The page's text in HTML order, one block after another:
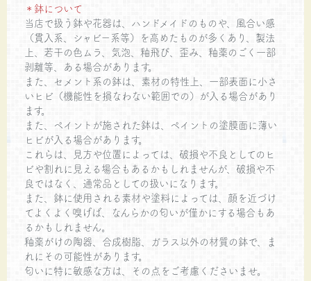
＊鉢について
当店で扱う鉢や花器は、ハンドメイドのものや、風合い感
（貫入系、シャビー系等）を高めたものが多くあり、製法
上、若干の色ムラ、気泡、釉飛び、歪み、釉薬のごく一部
剥離等、ある場合があります。
また、セメント系の鉢は、素材の特性上、一部表面に小さ
いヒビ（機能性を損なわない範囲での）が入る場合があり
ます。
また、ペイントが施された鉢は、ペイントの塗膜面に薄い
ヒビが入る場合があります。
これらは、見方や位置によっては、破損や不良としてのヒ
ビや割れに見える場合もあるかもしれませんが、破損や不
良ではなく、通常品としての扱いになります。
また、鉢に使用される素材や塗料によっては、顔を近づけ
てよくよく嗅げば、なんらかの匂いが僅かにする場合もあ
るかもしれません。
釉薬がけの陶器、合成樹脂、ガラス以外の材質の鉢で、ま
れにその可能性があります。
匂いに特に敏感な方は、その点をご考慮くださいませ。